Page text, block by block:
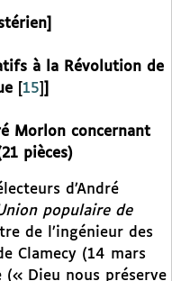
à la Révolution de
15
Morlon concernant
pièces)
d’André
populaire de
de l’ingénieur des
Clamecy (14 mars
Dieu nous préserve